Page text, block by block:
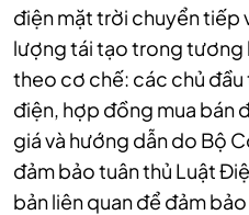
điện mặt trời chuyển tiếp
lượng tái tạo trong tương
theo cơ chế: các chủ đầu
điện, hợp đồng mua bán
giá và hướng dẫn do Bộ
đảm bảo tuân thủ Luật
bản liên quan để đảm